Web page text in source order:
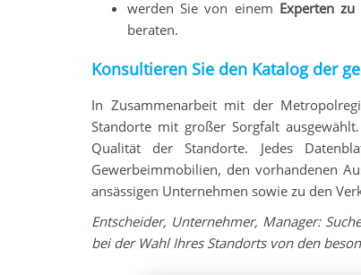
werden Sie von einem Experten
beraten.
Konsultieren Sie den Katalog der
In Zusammenarbeit mit der
Standorte mit großer Sorgfalt
Qualität der Standorte. Jedes
Gewerbeimmobilien, den vorhandenen
ansässigen Unternehmen sowie zu den
Entscheider, Unternehmer, Manager:
bei der Wahl Ihres Standorts von den